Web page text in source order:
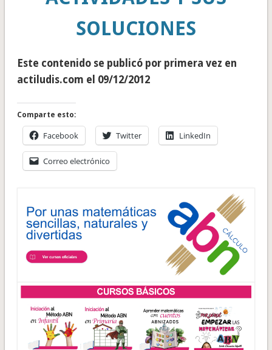
SOLUCIONES
Este contenido se publicó por primera vez en
actiludis.com el 09/12/2012
Comparte esto:
Facebook Twitter LinkedIn
Correo electrónico